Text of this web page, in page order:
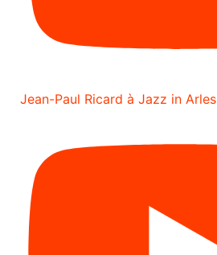
Jean-Paul Ricard à Jazz in Arles